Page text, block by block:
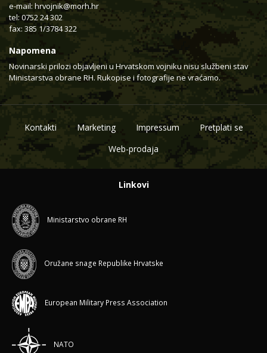
e-mail: hrvojnik@morh.hr
tel: 0752 24 302
fax: 385 1/3784 322
Napomena
Novinarski prilozi objavljeni u Hrvatskom vojniku nisu službeni stav
Ministarstva obrane RH. Rukopise i fotografije ne vraćamo.
Kontakti Marketing Impressum
Pretplati se
Web-prodaja
Linkovi
Ministarstvo obrane RH
Oružane snage Republike Hrvatske
European Military Press Association
NATO